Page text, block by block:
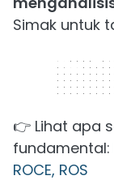
Simak untuk
320 x 50
👉 Lihat apa
fundamental:
ROCE, ROS